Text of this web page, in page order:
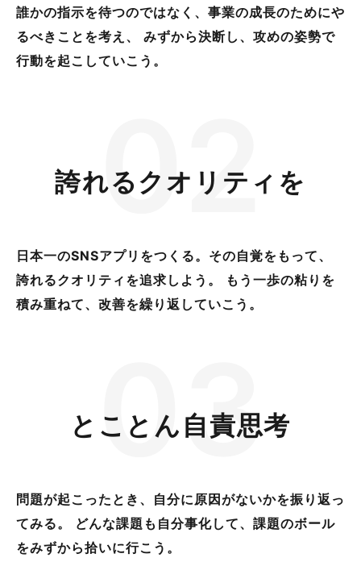
誰かの指示を待つのではなく、事業の成⻑のためにや
るべきことを考え、 みずから決断し、攻めの姿勢で
行動を起こしていこう。
02
誇れるクオリティを
日本一のSNSアプリをつくる。その自覚をもって、
誇れるクオリティを追求しよう。 もう一歩の粘りを
積み重ねて、改善を繰り返していこう。
03
とことん自責思考
問題が起こったとき、自分に原因がないかを振り返っ
てみる。 どんな課題も自分事化して、課題のボール
をみずから拾いに行こう。